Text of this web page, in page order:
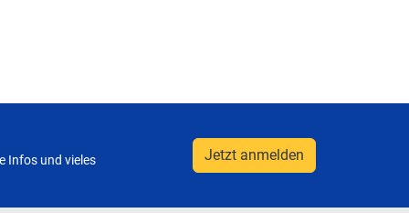
Infos und vieles
Jetzt anmelden